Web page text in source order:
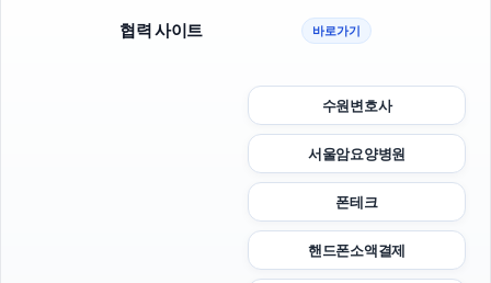
협력 사이트 바로가기
수원변호사
서울암요양병원
폰테크
핸드폰소액결제